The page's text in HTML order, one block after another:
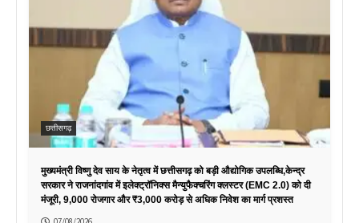
छत्तीसगढ़
मुख्यमंत्री विष्णु देव साय के नेतृत्व में छत्तीसगढ़ को बड़ी औद्योगिक उपलब्धि,केन्द्र
सरकार ने राजनांदगांव में इलेक्ट्रॉनिक्स मैन्युफैक्चरिंग क्लस्टर (EMC 2.0) को दी
मंजूरी, 9,000 रोजगार और ₹3,000 करोड़ से अधिक निवेश का मार्ग प्रशस्त